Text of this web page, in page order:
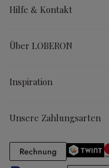
Hilfe & Kontakt
Über LOBERON
Inspiration
Unsere Zahlungsarten
RechnungRechnung